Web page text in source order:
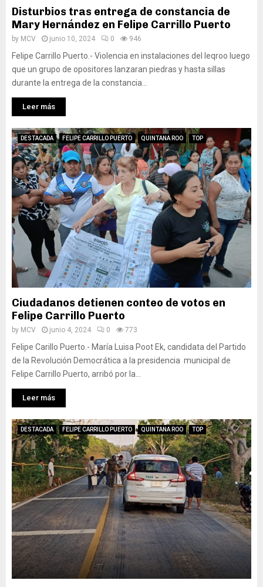
Disturbios tras entrega de constancia de
Mary Hernández en Felipe Carrillo Puerto
by MCV junio 10, 2024 0 946
Felipe Carrillo Puerto.- Violencia en instalaciones del Ieqroo luego
que un grupo de opositores lanzaran piedras y hasta sillas
durante la entrega de la constancia...
Leer más
DESTACADA FELIPE CARRILLO PUERTO QUINTANA ROO TOP
Ciudadanos detienen conteo de votos en
Felipe Carrillo Puerto
by MCV junio 4, 2024 0 773
Felipe Carillo Puerto.- María Luisa Poot Ek, candidata del Partido
de la Revolución Democrática a la presidencia municipal de
Felipe Carrillo Puerto, arribó por la...
Leer más
DESTACADA FELIPE CARRILLO PUERTO QUINTANA ROO TOP